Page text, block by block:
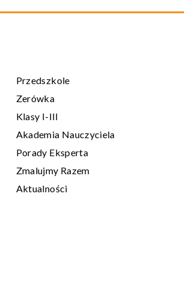
Przedszkole
Zerówka
Klasy I-III
Akademia Nauczyciela
Porady Eksperta
Zmalujmy Razem
Aktualności